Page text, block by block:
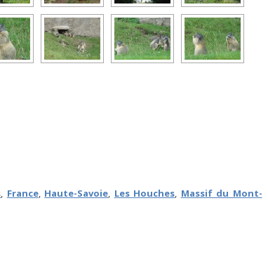
, France, Haute-Savoie, Les Houches, Massif du Mont-